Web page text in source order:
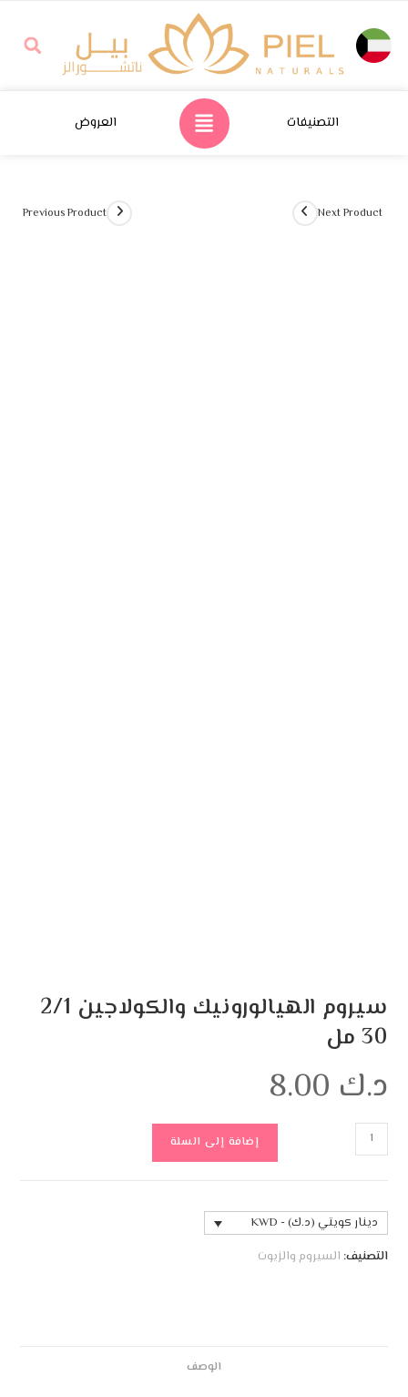
التصنيفات العروض
Previous Product Next Product
سيروم الهيالورونيك والكولاجين 2/1
30 مل
د.ك
إضافة إلى السلة
دينار كويتي (د.ك) - KWD
التصنيف: السيروم والزيوت
الوصف